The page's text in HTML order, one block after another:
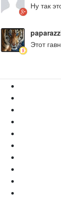
Ну так
Этот